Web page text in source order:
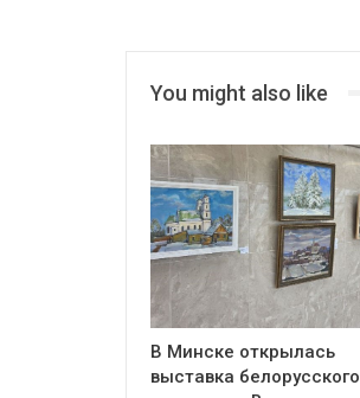
You might also like
В Минске открылась
выставка белорусского